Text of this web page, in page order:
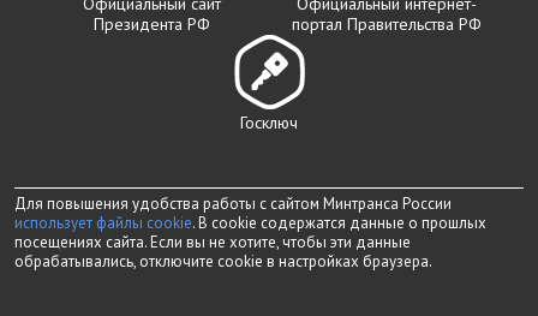
Президента РФ
портал Правительства РФ
Госключ
Для повышения удобства работы с сайтом Минтранса России
использует файлы cookie. В cookie содержатся данные о прошлых
посещениях сайта. Если вы не хотите, чтобы эти данные
обрабатывались, отключите cookie в настройках браузера.